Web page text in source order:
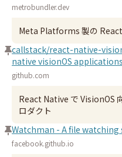
metrobundler.dev
Meta Platforms 製の
callstack/react-native-
native visionOS
github.com
React Native で VisionOS
ロダクト
Watchman - A file watching
facebook.github.io